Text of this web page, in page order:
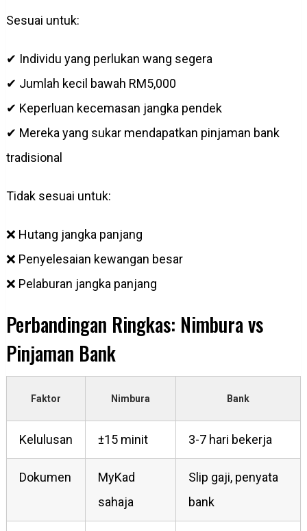
Sesuai untuk:
✔ Individu yang perlukan wang segera
✔ Jumlah kecil bawah RM5,000
✔ Keperluan kecemasan jangka pendek
✔ Mereka yang sukar mendapatkan pinjaman bank
tradisional
Tidak sesuai untuk:
❌ Hutang jangka panjang
❌ Penyelesaian kewangan besar
❌ Pelaburan jangka panjang
Perbandingan Ringkas: Nimbura vs
Pinjaman Bank
Faktor Nimbura Bank
Kelulusan ±15 minit 3-7 hari bekerja
Dokumen
MyKad
sahaja
Slip gaji, penyata
bank